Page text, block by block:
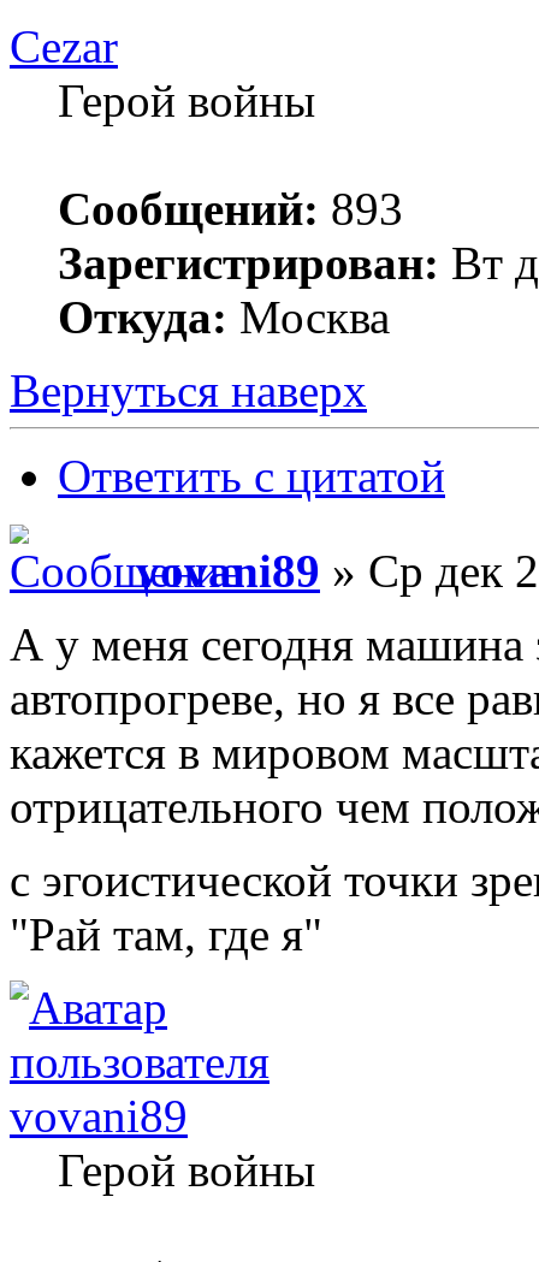
Cezar
Герой войны
Сообщений: 893
Зарегистрирован: Вт
Откуда: Москва
Вернуться наверх
Ответить с цитатой
vovani89 » Ср дек
А у меня сегодня машина
автопрогреве, но я все
кажется в мировом
отрицательного чем
с эгоистической точки
"Рай там, где я"
vovani89
Герой войны